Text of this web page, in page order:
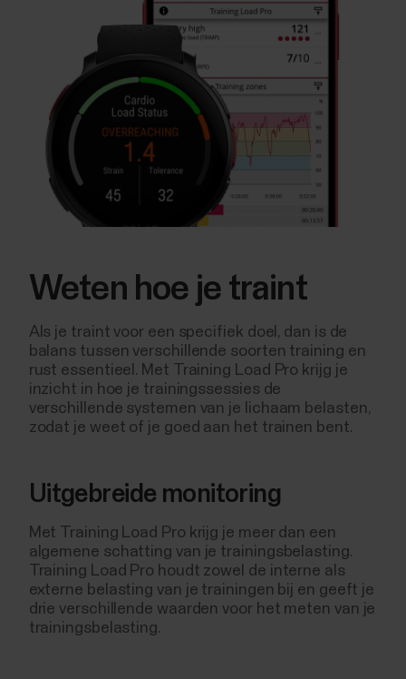
Weten hoe je traint
Als je traint voor een specifiek doel, dan is de
balans tussen verschillende soorten training en
rust essentieel. Met Training Load Pro krijg je
inzicht in hoe je trainingssessies de
verschillende systemen van je lichaam belasten,
zodat je weet of je goed aan het trainen bent.
Uitgebreide monitoring
Met Training Load Pro krijg je meer dan een
algemene schatting van je trainingsbelasting.
Training Load Pro houdt zowel de interne als
externe belasting van je trainingen bij en geeft je
drie verschillende waarden voor het meten van je
trainingsbelasting.